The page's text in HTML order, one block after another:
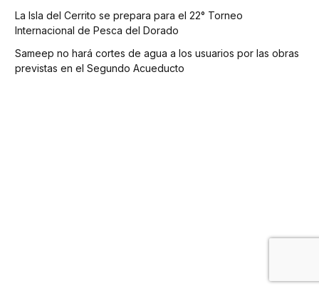
La Isla del Cerrito se prepara para el 22° Torneo
Internacional de Pesca del Dorado
Sameep no hará cortes de agua a los usuarios por las obras
previstas en el Segundo Acueducto